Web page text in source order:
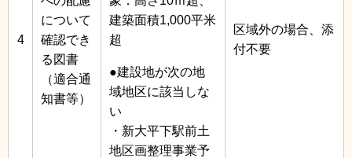
4
について
確認でき
る図書
（適合通
知書等）
建築面積1,000平米
超
●建設地が次の地
域地区に該当しな
い
・新大平下駅前土
地区画整理事業予
区域外の場合、添
付不要